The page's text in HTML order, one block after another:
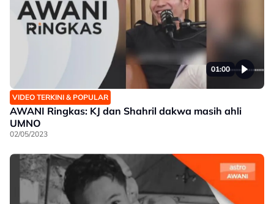
01:00
VIDEO TERKINI & POPULAR
AWANI Ringkas: KJ dan Shahril dakwa masih ahli
UMNO
02/05/2023